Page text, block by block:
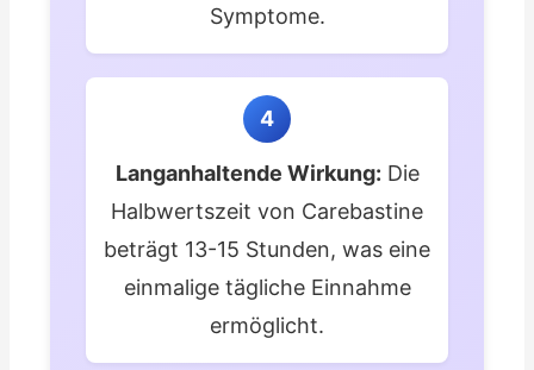
Symptome.
4
Langanhaltende Wirkung: Die
Halbwertszeit von Carebastine
beträgt 13-15 Stunden, was eine
einmalige tägliche Einnahme
ermöglicht.